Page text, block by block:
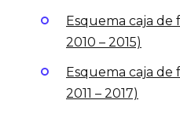
Esquema caja de
2010 – 2015)
Esquema caja de
2011 – 2017)